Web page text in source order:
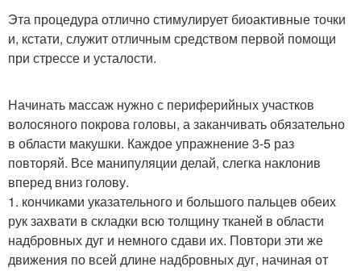
Эта процедура отлично стимулирует биоактивные точки
и, кстати, служит отличным средством первой помощи
при стрессе и усталости.
Начинать массаж нужно с периферийных участков
волосяного покрова головы, а заканчивать обязательно
в области макушки. Каждое упражнение 3-5 раз
повторяй. Все манипуляции делай, слегка наклонив
вперед вниз голову.
1. кончиками указательного и большого пальцев обеих
рук захвати в складки всю толщину тканей в области
надбровных дуг и немного сдави их. Повтори эти же
движения по всей длине надбровных дуг, начиная от